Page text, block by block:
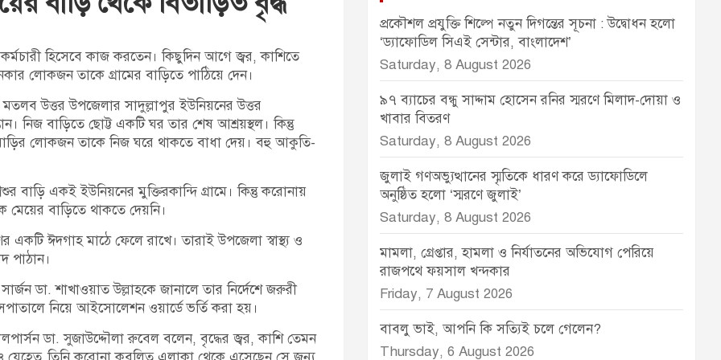
t
হিসেবে কাজ করতেন। কিছুদিন আগে জ্বর, কাশিতে
লোকজন তাকে গ্রামের বাড়িতে পাঠিয়ে দেন।
উত্তর উপজেলার সাদুল্লাপুর ইউনিয়নের উত্তর
নিজ বাড়িতে ছোট্ট একটি ঘর তার শেষ আশ্রয়স্থল। কিন্তু
লোকজন তাকে নিজ ঘরে থাকতে বাধা দেয়। বহু আকুতি-
বাড়ি একই ইউনিয়নের মুক্তিরকান্দি গ্রামে। কিন্তু করোনায়
মেয়ের বাড়িতে থাকতে দেয়নি।
একটি ঈদগাহ মাঠে ফেলে রাখে। তারাই উপজেলা স্বাস্থ্য ও
পাঠান।
ডা. শাখাওয়াত উল্লাহকে জানালে তার নির্দেশে জরুরী
নিয়ে আইসোলেশন ওয়ার্ডে ভর্তি করা হয়।
ডা. সুজাউদ্দৌলা রুবেল বলেন, বৃদ্ধের জ্বর, কাশি তেমন
প্রকৌশল প্রযুক্তি শিল্পে নতুন দিগন্তের সূচনা : উদ্বোধন হলো
‘ড্যাফোডিল সিএই সেন্টার, বাংলাদেশ’
Saturday, 8 August 2026
৯৭ ব্যাচের বন্ধু সাদ্দাম হোসেন রনির স্মরণে মিলাদ-দোয়া ও
খাবার বিতরণ
Saturday, 8 August 2026
জুলাই গণঅভ্যুত্থানের স্মৃতিকে ধারণ করে ড্যাফোডিলে
অনুষ্ঠিত হলো ‘স্মরণে জুলাই’
Saturday, 8 August 2026
মামলা, গ্রেপ্তার, হামলা ও নির্যাতনের অভিযোগ পেরিয়ে
রাজপথে ফয়সাল খন্দকার
Friday, 7 August 2026
বাবলু ভাই, আপনি কি সত্যিই চলে গেলেন?
Thursday, 6 August 2026